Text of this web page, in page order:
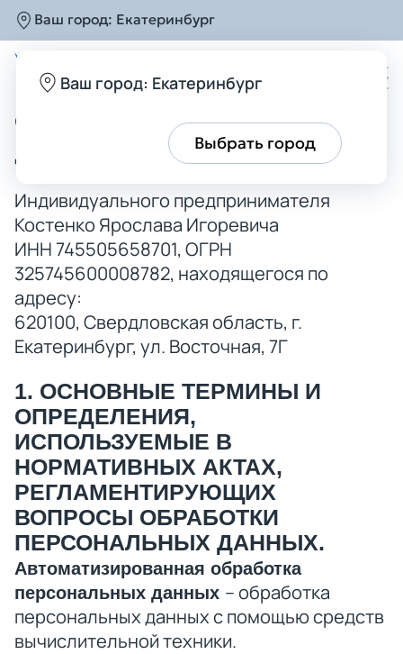
Ваш город: Екатеринбург
Ваш город: Екатеринбург
Выбрать город
Главная Политика в отношении обработки
Политика в отношении
обработки персональных
данных
Индивидуального предпринимателя
Костенко Ярослава Игоревича
ИНН 745505658701, ОГРН
325745600008782, находящегося по
адресу:
620100, Свердловская область, г.
Екатеринбург, ул. Восточная, 7Г
1. ОСНОВНЫЕ ТЕРМИНЫ И
ОПРЕДЕЛЕНИЯ,
ИСПОЛЬЗУЕМЫЕ В
НОРМАТИВНЫХ АКТАХ,
РЕГЛАМЕНТИРУЮЩИХ
ВОПРОСЫ ОБРАБОТКИ
ПЕРСОНАЛЬНЫХ ДАННЫХ.
Автоматизированная обработка
персональных данных – обработка
персональных данных с помощью средств
вычислительной техники.